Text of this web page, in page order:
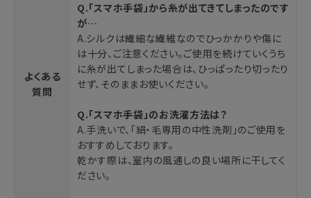
よくある
質問
Q.「スマホ手袋」から糸が出てきてしまったのです
が…
A.シルクは繊細な繊維なのでひっかかりや傷に
は十分、ご注意ください。ご使用を続けていくうち
に糸が出てしまった場合は、ひっぱったり切ったり
せず、そのままお使いください。
Q.「スマホ手袋」のお洗濯方法は？
A.手洗いで、「絹・毛専用の中性洗剤」のご使用を
おすすめしております。
乾かす際は、室内の風通しの良い場所に干してく
ださい。